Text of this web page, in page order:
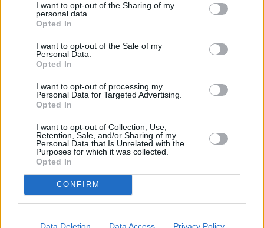
I want to opt-out of the Sharing of my
personal data.
Opted In
I want to opt-out of the Sale of my
Personal Data.
Opted In
I want to opt-out of processing my
Personal Data for Targeted Advertising.
Opted In
I want to opt-out of Collection, Use,
Retention, Sale, and/or Sharing of my
Personal Data that Is Unrelated with the
Purposes for which it was collected.
Opted In
CONFIRM
Data Deletion Data Access Privacy Policy
στο Υπουργείο Παιδείας είχαμε επιδιώξει να
επενδύσουμε πολύ στην Επαγγελματική
Εκπαίδευση, ζητούμενο για πάρα πολλά
χρόνια. Σας καλώ να ανατρέξετε ακόμα και
δείτε πώς η τότε Τεχνική Εκπαίδευση, σήμερα
Επαγγελματική, αποτελούσε ζητούμενο. Και
πώς επιδιώκουμε και μέσα από μια πρόσφατη
νομοθετική πρωτοβουλία να συνδέσουμε τις
επιχειρήσεις αμιγώς με τις δομές
Επαγγελματικής Εκπαίδευσης και Κατάρτισης.
– Την ίδια ώρα δίνουμε κίνητρα για
συνέργειες, συνεργασίες και συγχωνεύσεις,
που θα βοηθήσουν τις επιχειρήσεις να